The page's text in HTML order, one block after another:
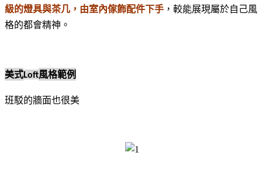
級的燈具與茶几，由室內傢飾配件下手 ，較能展現屬於自己風
格的都會精神。
美式Loft風格範例
班駁的牆面也很美